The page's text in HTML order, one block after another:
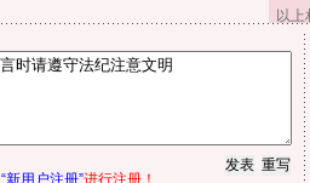
以
“新用户注册”进行注册！